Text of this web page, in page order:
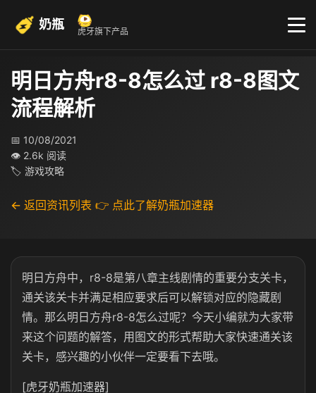
奶瓶 虎牙旗下产品
明日方舟r8-8怎么过 r8-8图文
流程解析
📅 10/08/2021
👁 2.6k 阅读
🏷 游戏攻略
← 返回资讯列表 👉 点此了解奶瓶加速器
明日方舟中，r8-8是第八章主线剧情的重要分支关卡，
通关该关卡并满足相应要求后可以解锁对应的隐藏剧
情。那么明日方舟r8-8怎么过呢？今天小编就为大家带
来这个问题的解答，用图文的形式帮助大家快速通关该
关卡，感兴趣的小伙伴一定要看下去哦。
[虎牙奶瓶加速器]